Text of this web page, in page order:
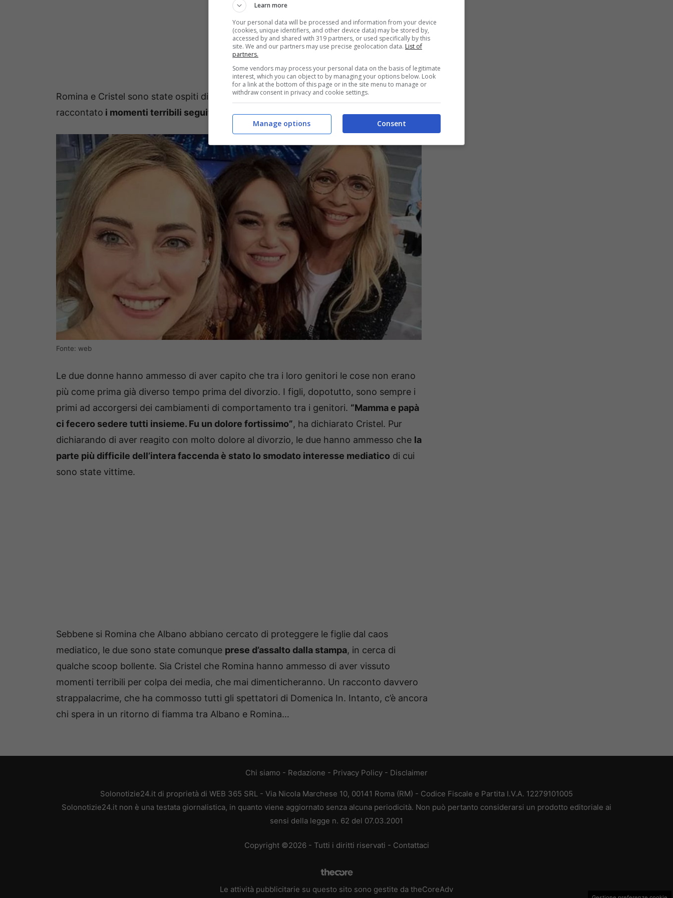
Romina e Cristel sono state ospiti di recente di Mara Venier aDomenica In
raccontato i momenti terribili seguiti al divorzio di Albano e Romina Power.
Fonte: web
Le due donne hanno ammesso di aver capito che tra i loro genitori le cose non erano
più come prima già diverso tempo prima del divorzio. I figli, dopotutto, sono sempre i
primi ad accorgersi dei cambiamenti di comportamento tra i genitori. “Mamma e papà
ci fecero sedere tutti insieme. Fu un dolore fortissimo”, ha dichiarato Cristel. Pur
dichiarando di aver reagito con molto dolore al divorzio, le due hanno ammesso che la
parte più difficile dell’intera faccenda è stato lo smodato interesse mediatico di cui
sono state vittime.
Sebbene si Romina che Albano abbiano cercato di proteggere le figlie dal caos
mediatico, le due sono state comunque prese d’assalto dalla stampa, in cerca di
qualche scoop bollente. Sia Cristel che Romina hanno ammesso di aver vissuto
momenti terribili per colpa dei media, che mai dimenticheranno. Un racconto davvero
strappalacrime, che ha commosso tutti gli spettatori di Domenica In. Intanto, c’è ancora
chi spera in un ritorno di fiamma tra Albano e Romina…
Chi siamo - Redazione - Privacy Policy - Disclaimer
Solonotizie24.it di proprietà di WEB 365 SRL - Via Nicola Marchese 10, 00141 Roma (RM) - Codice Fiscale e Partita I.V.A. 12279101005
Solonotizie24.it non è una testata giornalistica, in quanto viene aggiornato senza alcuna periodicità. Non può pertanto considerarsi un prodotto editoriale ai
sensi della legge n. 62 del 07.03.2001
Copyright ©2026 - Tutti i diritti riservati - Contattaci
Le attività pubblicitarie su questo sito sono gestite da theCoreAdv
Learn more
Your personal data will be processed and information from your device
(cookies, unique identifiers, and other device data) may be stored by,
accessed by and shared with 319 partners, or used specifically by this
site. We and our partners may use precise geolocation data. List of
partners.
Some vendors may process your personal data on the basis of legitimate
interest, which you can object to by managing your options below. Look
for a link at the bottom of this page or in the site menu to manage or
withdraw consent in privacy and cookie settings.
Consent
Manage options